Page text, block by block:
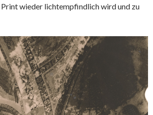
wieder lichtempfindlich wird und zu